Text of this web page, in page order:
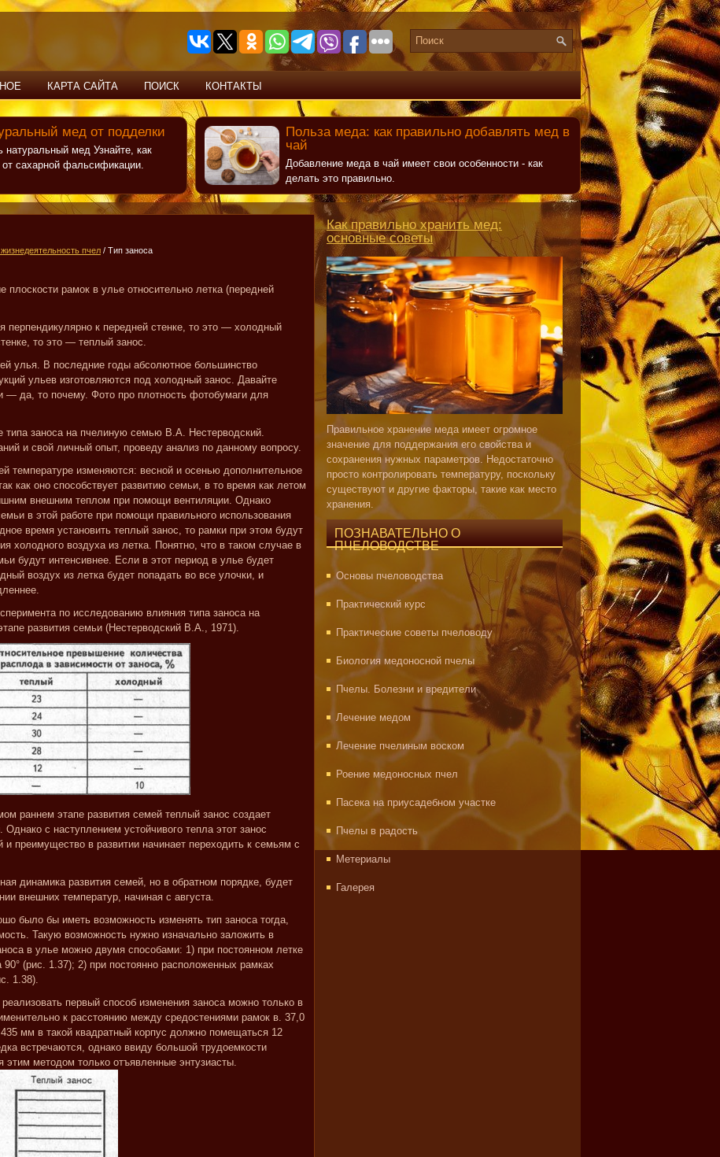
КАРТА САЙТА ПОИСК КОНТАКТЫ
мед от подделки
натуральный мед Узнайте, как
от сахарной фальсификации.
Польза меда: как правильно добавлять мед в
чай
Добавление меда в чай имеет свои особенности - как
делать это правильно.
пчел / Тип заноса
плоскости рамок в улье относительно летка (передней
перпендикулярно к передней стенке, то это — холодный
то это — теплый занос.
улья. В последние годы абсолютное большинство
ульев изготовляются под холодный занос. Давайте
— да, то почему. Фото про плотность фотобумаги для
типа заноса на пчелиную семью В.А. Нестерводский.
и свой личный опыт, проведу анализ по данному вопросу.
температуре изменяются: весной и осенью дополнительное
как оно способствует развитию семьи, в то время как летом
внешним теплом при помощи вентиляции. Однако
в этой работе при помощи правильного использования
время установить теплый занос, то рамки при этом будут
холодного воздуха из летка. Понятно, что в таком случае в
будут интенсивнее. Если в этот период в улье будет
воздух из летка будет попадать во все улочки, и
по исследованию влияния типа заноса на
развития семьи (Нестерводский В.А., 1971).
раннем этапе развития семей теплый занос создает
с наступлением устойчивого тепла этот занос
и преимущество в развитии начинает переходить к семьям с
динамика развития семей, но в обратном порядке, будет
внешних температур, начиная с августа.
было бы иметь возможность изменять тип заноса тогда,
Такую возможность нужно изначально заложить в
в улье можно двумя способами: 1) при постоянном летке
(рис. 1.37); 2) при постоянно расположенных рамках
1.38).
первый способ изменения заноса можно только в
к расстоянию между средостениями рамок в. 37,0
мм в такой квадратный корпус должно помещаться 12
встречаются, однако ввиду большой трудоемкости
этим методом только отъявленные энтузиасты.
Как правильно хранить мед:
основные советы
Правильное хранение меда имеет огромное
значение для поддержания его свойства и
сохранения нужных параметров. Недостаточно
просто контролировать температуру, поскольку
существуют и другие факторы, такие как место
хранения.
ПОЗНАВАТЕЛЬНО О
ПЧЕЛОВОДСТВЕ
Основы пчеловодства
Практический курс
Практические советы пчеловоду
Биология медоносной пчелы
Пчелы. Болезни и вредители
Лечение медом
Лечение пчелиным воском
Роение медоносных пчел
Пасека на приусадебном участке
Пчелы в радость
Метериалы
Галерея